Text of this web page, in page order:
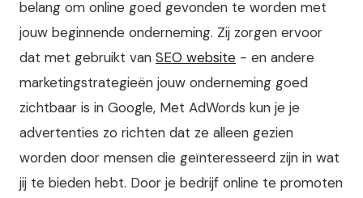
belang om online goed gevonden te worden met
jouw beginnende onderneming. Zij zorgen ervoor
dat met gebruikt van SEO website - en andere
marketingstrategieën jouw onderneming goed
zichtbaar is in Google, Met AdWords kun je je
advertenties zo richten dat ze alleen gezien
worden door mensen die geïnteresseerd zijn in wat
jij te bieden hebt. Door je bedrijf online te promoten